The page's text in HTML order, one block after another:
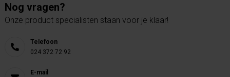
Nog vragen?
Onze product specialisten staan voor je klaar!
Telefoon
024 372 72 92
E-mail